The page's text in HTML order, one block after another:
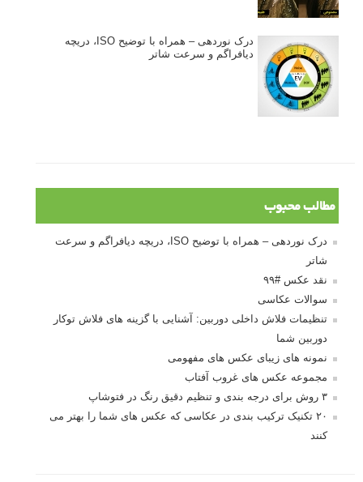
درک نوردهی – همراه با توضیح ISO، دریچه
دیافراگم و سرعت شاتر
مطالب محبوب
درک نوردهی – همراه با توضیح ISO، دریچه دیافراگم و سرعت
شاتر
نقد عکس #۹۹
سوالات عکاسی
تنظیمات فلاش داخلی دوربین: آشنایی با گزینه های فلاش توکار
دوربین شما
نمونه های زیبای عکس های مفهومی
مجموعه عکس های غروب آفتاب
۳ روش برای درجه بندی و تنظیم دقیق رنگ در فتوشاپ
۲۰ تکنیک ترکیب بندی در عکاسی که عکس های شما را بهتر می
کنند